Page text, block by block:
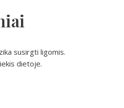
susirgti ligomis.
dietoje.